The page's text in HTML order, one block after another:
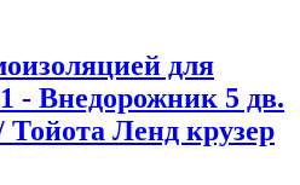
для
- Внедорожник 5 дв.
Ленд крузер